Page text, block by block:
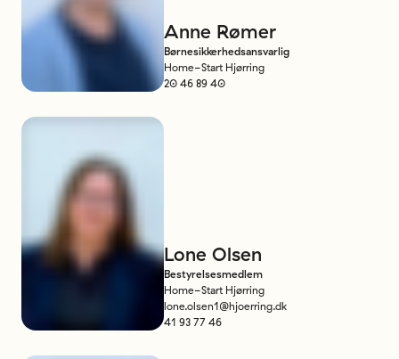
Anne Rømer
Børnesikkerhedsansvarlig
Home-Start Hjørring
20 46 89 40
Lone Olsen
Bestyrelsesmedlem
Home-Start Hjørring
lone.olsen1@hjoerring.dk
41 93 77 46